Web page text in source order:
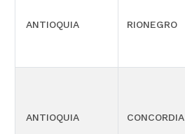
ANTIOQUIA RIONEGRO
ANTIOQUIA CONCORDIA